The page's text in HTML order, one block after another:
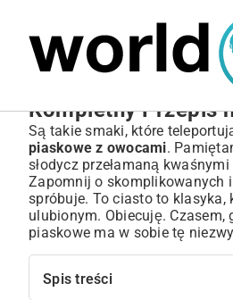
Kompletny Przepis
Są takie smaki, które
piaskowe z owocami.
słodycz przełamaną
Zapomnij o skomplikowanych
spróbuje. To ciasto to klasyka,
ulubionym. Obiecuję.
piaskowe ma w sobie tę
Spis treści